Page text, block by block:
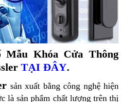
Mẫu Khóa Cửa Thông
TẠI ĐÂY.
sản xuất bằng công nghệ hiện
là sản phẩm chất lượng trên thị